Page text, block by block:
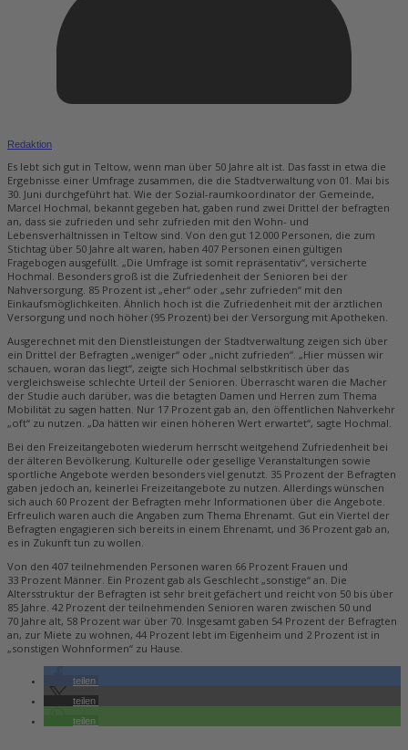
Redaktion
Es lebt sich gut in Teltow, wenn man über 50 Jahre alt ist. Das fasst in etwa die
Ergebnisse einer Umfrage zusammen, die die Stadtverwaltung von 01. Mai bis
30. Juni durchgeführt hat. Wie der Sozial-raumkoordinator der Gemeinde,
Marcel ­Hochmal, bekannt gegeben hat, gaben rund zwei Drittel der befragten
an, dass sie zufrieden und sehr zufrieden mit den Wohn- und
Lebensverhältnissen in Teltow sind. Von den gut 12.000 Personen, die zum
Stichtag über 50 Jahre alt waren, haben 407 Personen einen gültigen
Fragebogen ausgefüllt. „Die Umfrage ist somit repräsentativ“, versicherte
Hochmal. Besonders groß ist die Zufriedenheit der Senioren bei der
Nahversorgung. 85 Prozent ist „eher“ oder „sehr zufrieden“ mit den
Einkaufsmöglichkeiten. Ähnlich hoch ist die Zufriedenheit mit der ärztlichen
Versorgung und noch höher (95 Prozent) bei der Versorgung mit Apotheken.
Ausgerechnet mit den Dienstleistungen der Stadtverwaltung zeigen sich über
ein Drittel der Befragten „weniger“ oder „nicht zufrieden“. „Hier müssen wir
schauen, woran das liegt“, zeigte sich Hochmal selbstkritisch über das
vergleichsweise schlechte Urteil der Senioren. Überrascht waren die Macher
der Studie auch darüber, was die betagten Damen und Herren zum Thema
Mobilität zu sagen hatten. Nur 17 Prozent gab an, den öffentlichen Nahverkehr
„oft“ zu nutzen. „Da hätten wir einen höheren Wert erwartet“, sagte Hochmal.
Bei den Freizeitangeboten wiederum herrscht weitgehend Zufriedenheit bei
der älteren Bevölkerung. Kulturelle oder gesellige Veranstaltungen sowie
sportliche Angebote werden besonders viel genutzt. 35 Prozent der Befragten
gaben jedoch an, keinerlei Freizeitangebote zu nutzen. Allerdings wünschen
sich auch 60 Prozent der Befragten mehr Informationen über die Angebote.
Erfreulich waren auch die Angaben zum Thema Ehrenamt. Gut ein Viertel der
Befragten engagieren sich bereits in einem Ehrenamt, und 36 Prozent gab an,
es in Zukunft tun zu wollen.
Von den 407 teilnehmenden Personen waren 66 Prozent Frauen und
33 Prozent Männer. Ein Prozent gab als Geschlecht „sonstige“ an. Die
Altersstruktur der Befragten ist sehr breit gefächert und reicht von 50 bis über
85 Jahre. 42 Prozent der teilnehmenden Senioren waren zwischen 50 und
70 Jahre alt, 58 Prozent war über 70. Insgesamt gaben 54 Prozent der Befragten
an, zur Miete zu wohnen, 44 Prozent lebt im Eigenheim und 2 Prozent ist in
„sonstigen Wohnformen“ zu Hause.
teilen
teilen
teilen